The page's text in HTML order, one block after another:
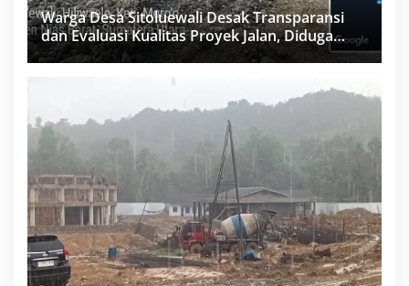
Warga Desa Sitoluewali Desak Transparansi
dan Evaluasi Kualitas Proyek Jalan, Diduga
Minim Informasi